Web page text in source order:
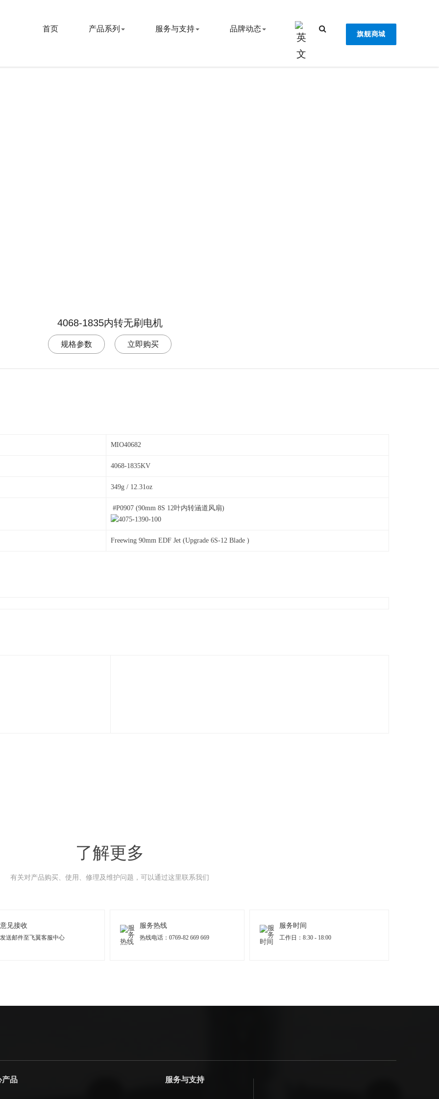
旗舰商城
首页 产品系列 服务与支持 品牌动态
4068-1835内转无刷电机
规格参数 立即购买
MIO40682
4068-1835KV
349g / 12.31oz
#P0907 (90mm 8S 12叶内转涵道风扇)
Freewing 90mm EDF Jet (Upgrade 6S-12 Blade )
了解更多
有关对产品购买、使用、修理及维护问题，可以通过这里联系我们
意见接收
发送邮件至飞翼客服中心
服务热线
热线电话：0769-82 669 669
服务时间
工作日：8:30 - 18:00
产品 服务与支持